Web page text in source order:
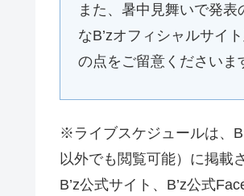
また、暑中見舞いで発
なB’zオフィシャルサイ
の点をご留意くださいま
※ライブスケジュールは、
以外でも閲覧可能）に掲載
B’z公式サイト、B’z公式